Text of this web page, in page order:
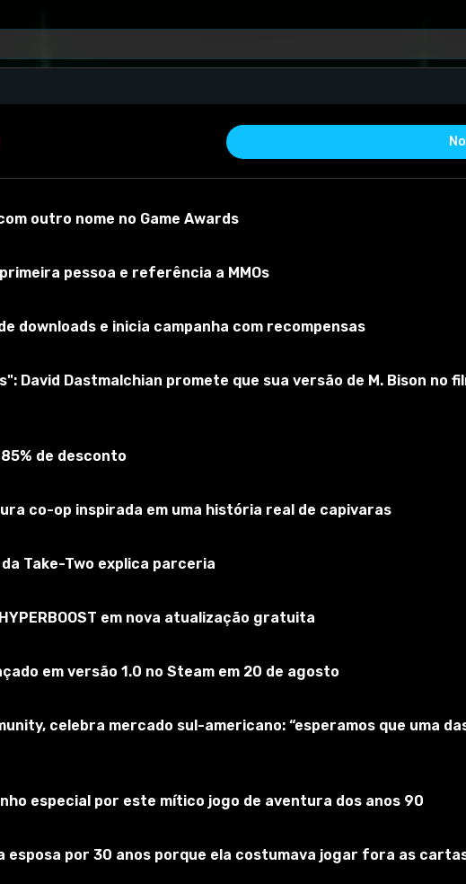
material Versão do mod: Versão do jogo: O mod foi testado com
Warcraft
outro nome no Game Awards
pessoa e referência a MMOs
downloads e inicia campanha com recompensas
David Dastmalchian promete que sua versão de M. Bison no
de desconto
co-op inspirada em uma história real de capivaras
Take-Two explica parceria
em nova atualização gratuita
em versão 1.0 no Steam em 20 de agosto
celebra mercado sul-americano: “esperamos que uma
especial por este mítico jogo de aventura dos anos 90
esposa por 30 anos porque ela costumava jogar fora as